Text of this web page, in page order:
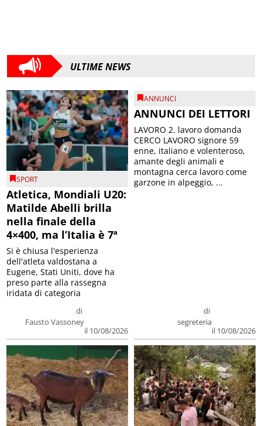
ULTIME NEWS
SPORT
Atletica, Mondiali U20:
Matilde Abelli brilla
nella finale della
4×400, ma l’Italia è 7ª
di
Fausto Vassoney
il 10/08/2026
Si è chiusa l'esperienza
dell'atleta valdostana a
Eugene, Stati Uniti, dove ha
preso parte alla rassegna
iridata di categoria
ANNUNCI
ANNUNCI DEI LETTORI
di
segreteria
il 10/08/2026
LAVORO 2. lavoro domanda
CERCO LAVORO signore 59
enne, italiano e volenteroso,
amante degli animali e
montagna cerca lavoro come
garzone in alpeggio, ...